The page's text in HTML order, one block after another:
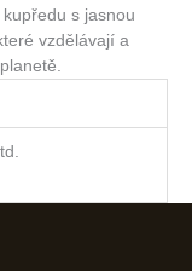
s jasnou
vzdělávají a